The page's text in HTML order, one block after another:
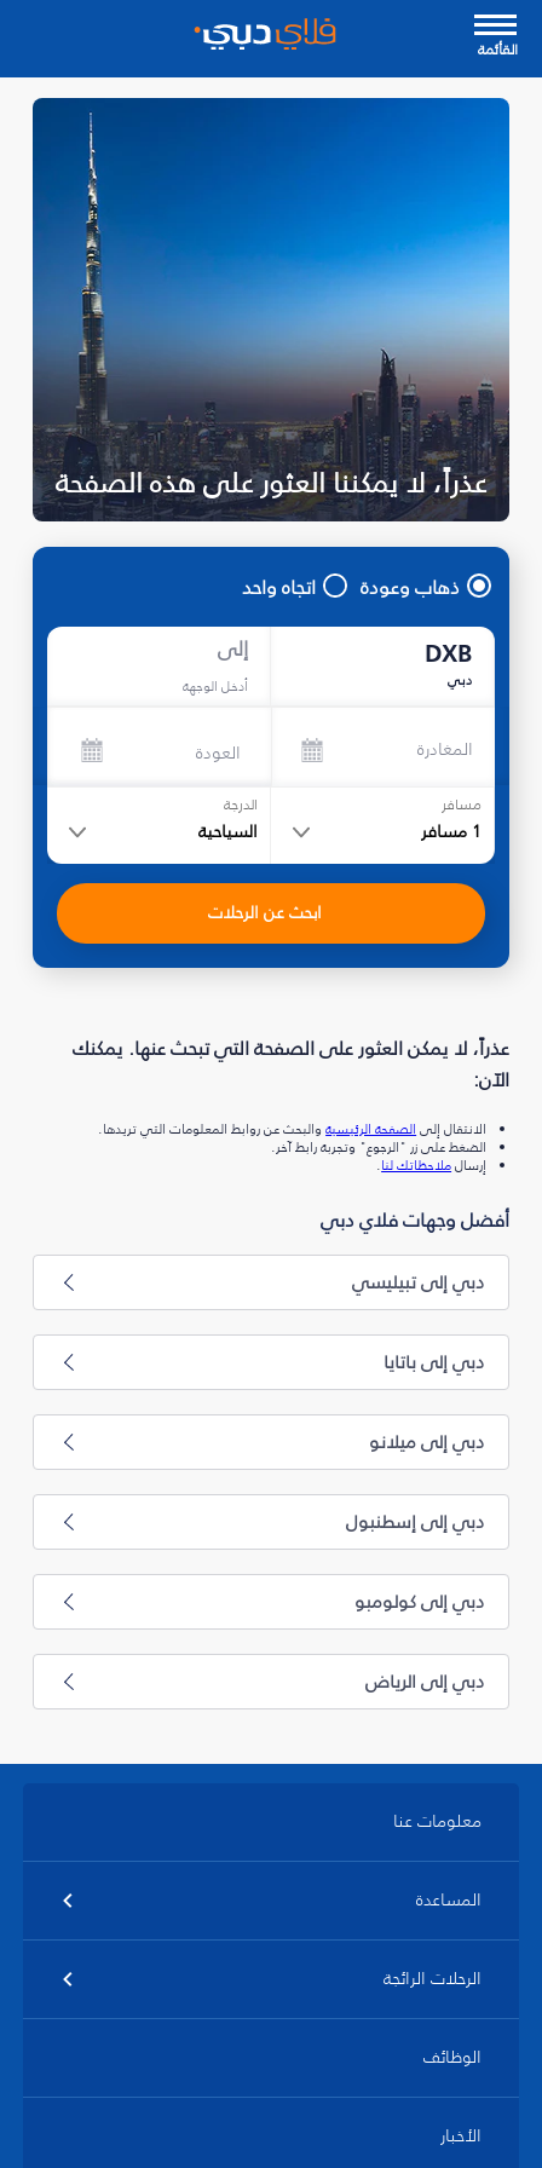
القأئمة
عذراً، لا يمكننا العثور على هذه الصفحة
ذهاب وعودة اتجاه واحد
DXB
دبي
إلى
أدخل الوجهة
المغادرة العودة
مسافر
1 مسافر
الدرجة
السياحية
ابحث عن الرحلات
عذراً، لا يمكن العثور على الصفحة التي تبحث عنها. يمكنك
الآن:
الانتقال إلىالصفحة الرئيسيةوالبحث عن روابط المعلومات التي تريدها.
الضغط على زر "الرجوع" وتجربة رابط آخر.
إرسالملاحظاتك لنا.
أفضل وجهات فلاي دبي
دبي إلى تبيليسي
دبي إلى باتايا
دبي إلى ميلانو
دبي إلى إسطنبول
دبي إلى كولومبو
دبي إلى الرياض
معلومات عنا
المساعدة
الرحلات الرائجة
الوظائف
الأخبار